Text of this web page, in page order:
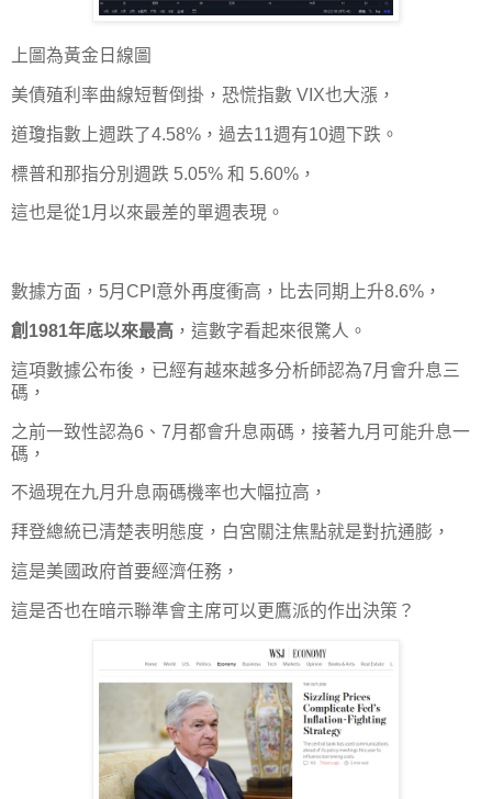
上圖為黃金日線圖
美債殖利率曲線短暫倒掛，恐慌指數 VIX也大漲，
道瓊指數上週跌了4.58%，過去11週有10週下跌。
標普和那指分別週跌 5.05% 和 5.60%，
這也是從1月以來最差的單週表現。
數據方面，5月CPI意外再度衝高，比去同期上升8.6%，
創1981年底以來最高 ，這數字看起來很驚人。
這項數據公布後，已經有越來越多分析師認為7月會升息三
碼，
之前一致性認為6、7月都會升息兩碼，接著九月可能升息一
碼，
不過現在九月升息兩碼機率也大幅拉高，
拜登總統已清楚表明態度，白宮關注焦點就是對抗通膨，
這是美國政府首要經濟任務，
這是否也在暗示聯準會主席可以更鷹派的作出決策？